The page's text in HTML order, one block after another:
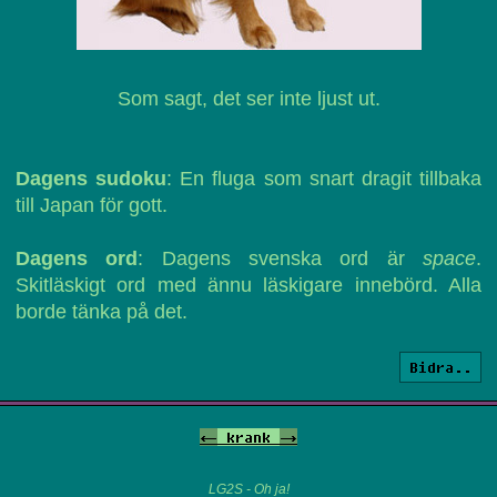
Som sagt, det ser inte ljust ut.
Dagens sudoku: En fluga som snart dragit tillbaka
till Japan för gott.
Dagens ord : Dagens svenska ord ärspace.
Skitläskigt ord med ännu läskigare innebörd. Alla
borde tänka på det.
Bidra..
<- krank ->
LG2S - Oh ja!